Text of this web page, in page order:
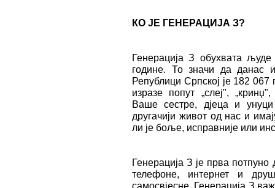
КО ЈЕ ГЕНЕРАЦИЈА З?
Генерација З обухвата
године. То значи да данас
Републици Српској је 182 067
изразе попут „слеј",
Ваше сестре, дјеца и
другачији живот од нас и
ли је боље, исправније или
Генерација З је прва потпуно
телефоне, интернет и
самосвјесне. Генерација З